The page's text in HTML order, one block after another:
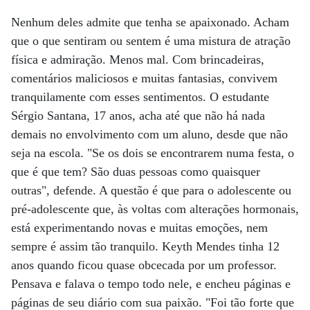
Nenhum deles admite que tenha se apaixonado. Acham
que o que sentiram ou sentem é uma mistura de atração
física e admiração. Menos mal. Com brincadeiras,
comentários maliciosos e muitas fantasias, convivem
tranquilamente com esses sentimentos. O estudante
Sérgio Santana, 17 anos, acha até que não há nada
demais no envolvimento com um aluno, desde que não
seja na escola. "Se os dois se encontrarem numa festa, o
que é que tem? São duas pessoas como quaisquer
outras", defende. A questão é que para o adolescente ou
pré-adolescente que, às voltas com alterações hormonais,
está experimentando novas e muitas emoções, nem
sempre é assim tão tranquilo. Keyth Mendes tinha 12
anos quando ficou quase obcecada por um professor.
Pensava e falava o tempo todo nele, e encheu páginas e
páginas de seu diário com sua paixão. "Foi tão forte que